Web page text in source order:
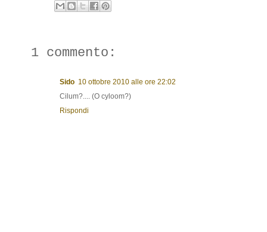
1 commento:
Sido 10 ottobre 2010 alle ore 22:02
Cilum?.... (O cyloom?)
Rispondi